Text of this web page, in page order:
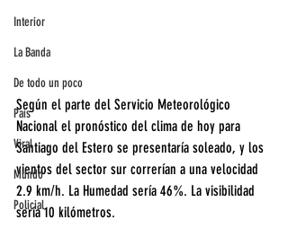
Interior
La Banda
De todo un poco
País
Viral
Mundo
Policial
Según el parte del Servicio Meteorológico
Nacional el pronóstico del clima de hoy para
Santiago del Estero se presentaría soleado, y los
vientos del sector sur correrían a una velocidad
2.9 km/h. La Humedad sería 46%. La visibilidad
sería 10 kilómetros.